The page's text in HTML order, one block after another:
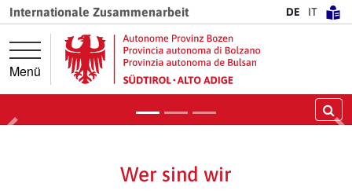
Springe direkt zur Hauptnavigation
Springe direkt zum Inhalt
Internationale Zusammenarbeit DE IT
Menü
Entwicklungszusammenarbeitsprojekt
in Armenien
Weiter
Wer sind wir